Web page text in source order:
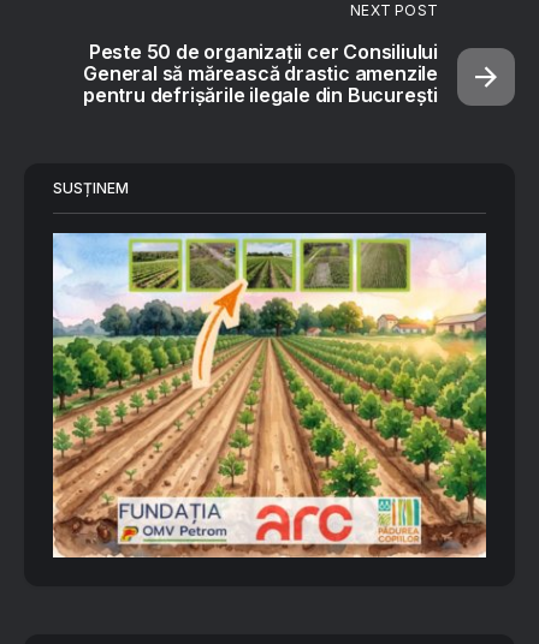
NEXT POST
Peste 50 de organizații cer Consiliului
General să mărească drastic amenzile
pentru defrișările ilegale din București
SUSȚINEM